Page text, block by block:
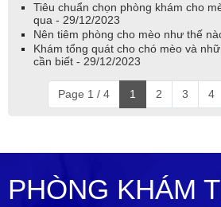
Tiêu chuẩn chọn phòng khám cho
qua - 29/12/2023
Nên tiêm phòng cho mèo như thế
Khám tổng quát cho chó mèo và
cần biết - 29/12/2023
Page 1 / 4 1 2 3 4
PHÒNG KHÁM